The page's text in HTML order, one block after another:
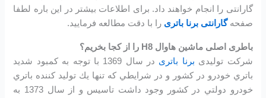
گارانتی را انجام خواهند داد. برای اطلاعات بیشتر در این باره لطفا
صفحه گارانتی برنا باتری را با دقت مطالعه فرمایید.
باطری اصلی ماشین هاوال H8 را از کجا بخریم؟
شرکت تولیدی برنا باتری
در سال 1369 با توجه به كمبود شديد
باتري خودرو در كشور و در شرايطي كه تنها يك توليد كننده باتري
خودرو دولتي در كشور وجود داشت تاسیس و از سال 1373 به